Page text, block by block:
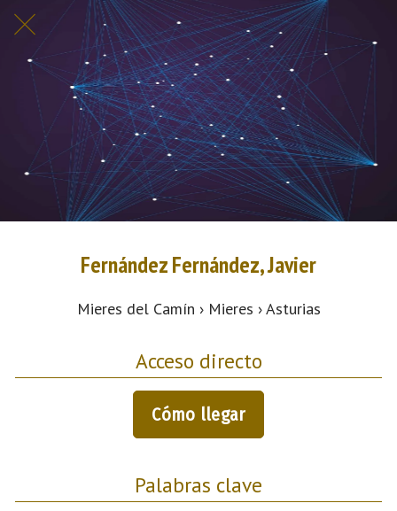
Fernández Fernández, Javier
Mieres del Camín › Mieres › Asturias
Acceso directo
Cómo llegar
Palabras clave